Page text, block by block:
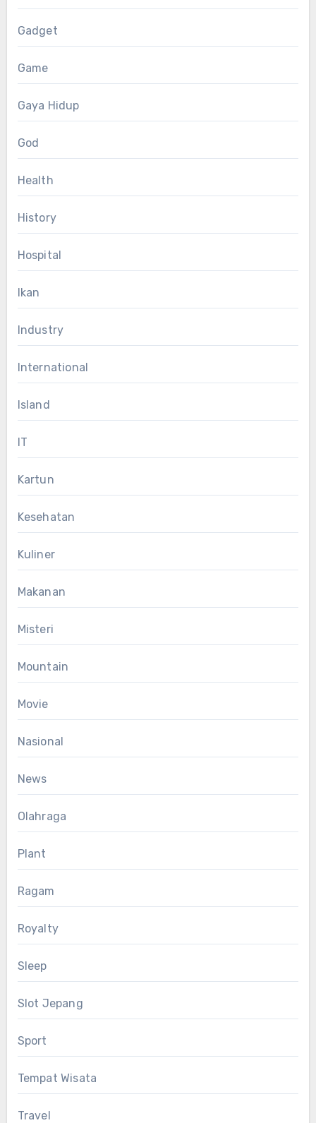
Gadget
Game
Gaya Hidup
God
Health
History
Hospital
Ikan
Industry
International
Island
IT
Kartun
Kesehatan
Kuliner
Makanan
Misteri
Mountain
Movie
Nasional
News
Olahraga
Plant
Ragam
Royalty
Sleep
Slot Jepang
Sport
Tempat Wisata
Travel